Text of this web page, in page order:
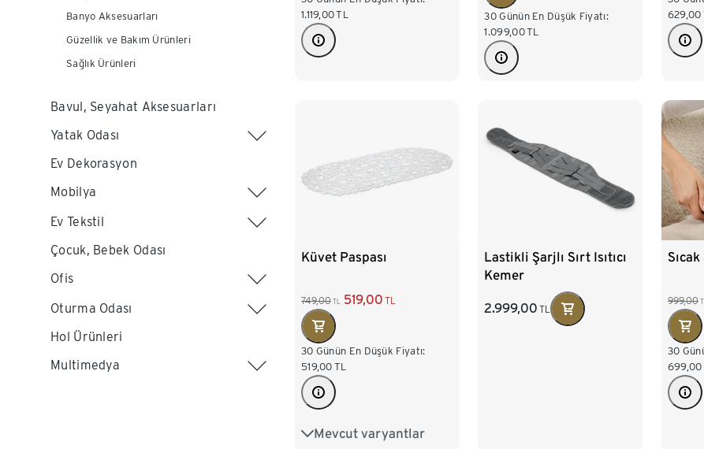
Banyo Aksesuarları
Güzellik ve Bakım Ürünleri
Sağlık Ürünleri
Bavul, Seyahat Aksesuarları
Yatak Odası
Ev Dekorasyon
Mobilya
Ev Tekstil
Çocuk, Bebek Odası
Ofis
Oturma Odası
Hol Ürünleri
Multimedya
1.119,00TL
30 Günün En Düşük Fiyatı:
1.099,00TL
629,00
Küvet Paspası
749,00 TL 519,00 TL
30 Günün En Düşük Fiyatı:
519,00 TL
Mevcut varyantlar
Duş Paspası
Lastikli Şarjlı Sırt Isıtıcı
Kemer
2.999,00 TL
999,00 TL
30
699,00